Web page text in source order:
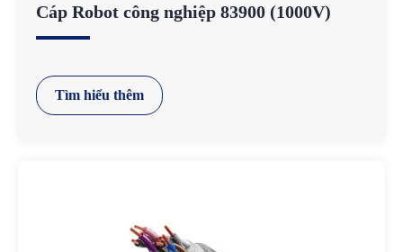
Cáp Robot công nghiệp 83900 (1000V)
Tìm hiểu thêm